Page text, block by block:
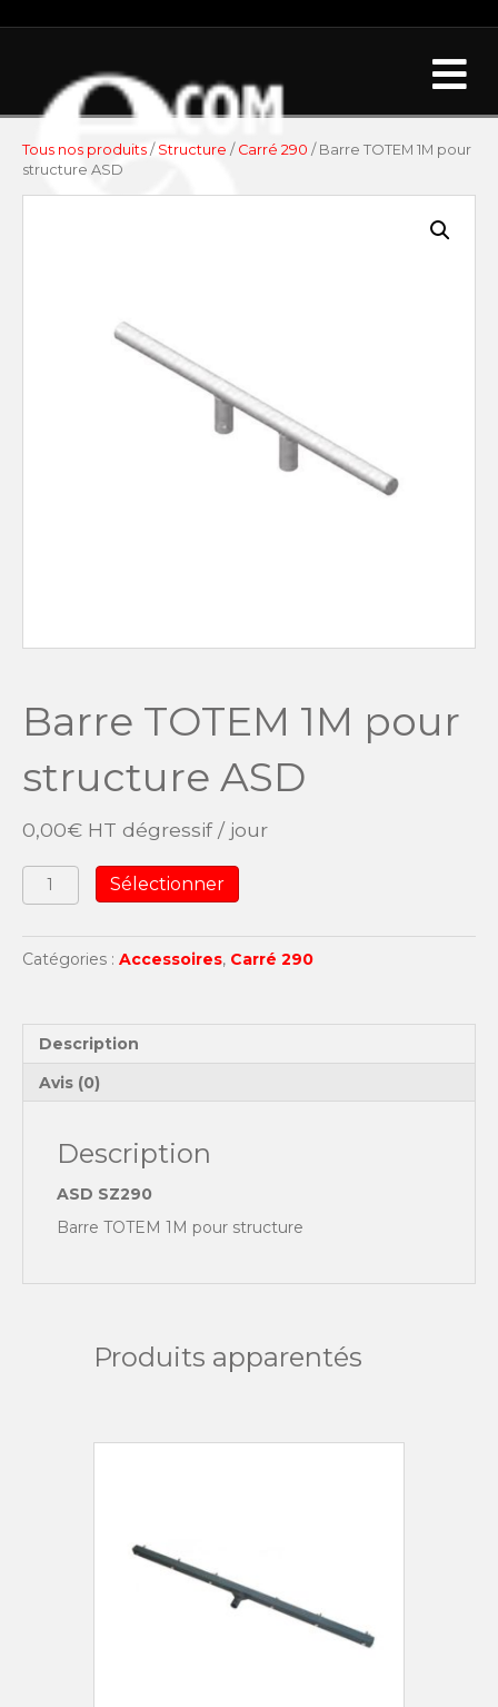
Tous nos produits / Structure / Carré 290 / Barre TOTEM 1M pour
structure ASD
Barre TOTEM 1M pour
structure ASD
0,00€ HT dégressif / jour
quantité
de
TOTEM
1M
ASD
Sélectionner
Catégories : Accessoires, Carré 290
Description
Avis (0)
Description
ASD SZ290
Barre TOTEM 1M pour structure
Produits apparentés